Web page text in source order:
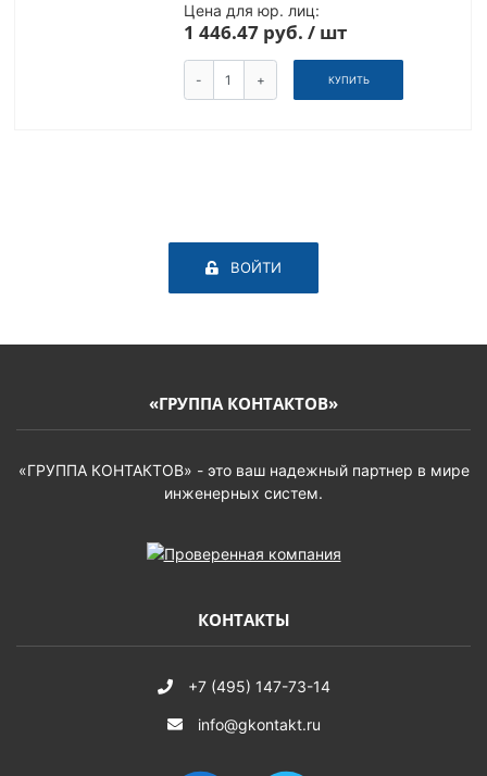
Цена для юр. лиц:
1 446.47 руб. / шт
- + КУПИТЬ
ВОЙТИ
«ГРУППА КОНТАКТОВ»
«ГРУППА КОНТАКТОВ» - это ваш надежный партнер в мире
инженерных систем.
КОНТАКТЫ
+7 (495) 147-73-14
info@gkontakt.ru